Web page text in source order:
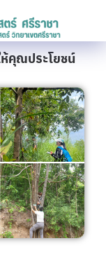
คุณประโยชน์